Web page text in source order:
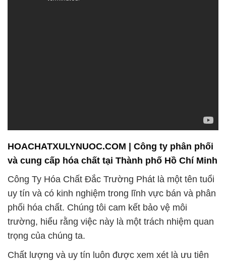
HOACHATXULYNUOC.COM | Công ty phân phối
và cung cấp hóa chất tại Thành phố Hồ Chí Minh
Công Ty Hóa Chất Đắc Trường Phát là một tên tuổi
uy tín và có kinh nghiệm trong lĩnh vực bán và phân
phối hóa chất. Chúng tôi cam kết bảo vệ môi
trường, hiểu rằng việc này là một trách nhiệm quan
trọng của chúng ta.
Chất lượng và uy tín luôn được xem xét là ưu tiên